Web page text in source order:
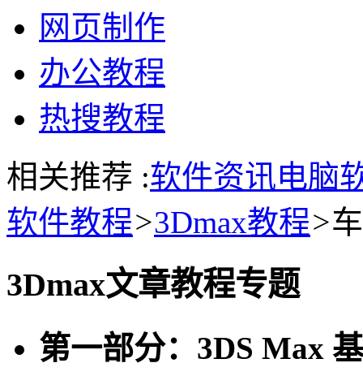
网页制作
办公教程
热搜教程
相关推荐 :软件资讯电脑
软件教程>3Dmax教程>
3Dmax文章教程专题
第一部分：3DS Max